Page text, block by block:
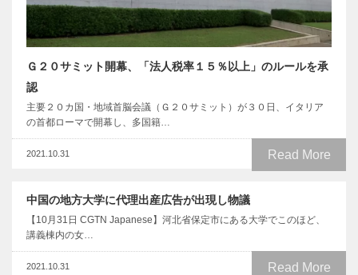
Ｇ２０サミット開幕、「法人税率１５％以上」のルールを承
認
主要２０カ国・地域首脳会議（Ｇ２０サミット）が３０日、イタリア
の首都ローマで開幕し、多国籍…
Read More
2021.10.31
中国の地方大学に代理出産広告が出現し物議
【10月31日 CGTN Japanese】河北省保定市にある大学でこのほど、
講義棟内の女…
Read More
2021.10.31